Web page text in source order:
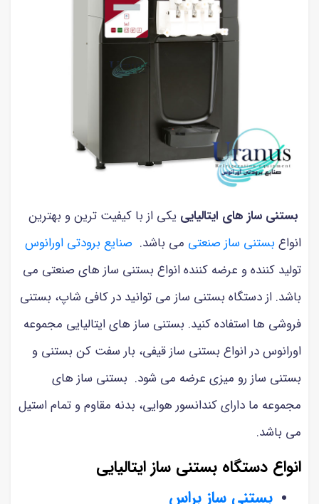
بستنی ساز های ایتالیایی یکی از با کیفیت ترین و بهترین
انواعبستنی ساز صنعتی می باشد. صنایع برودتی اورانوس
تولید کننده و عرضه کننده انواع بستنی ساز های صنعتی می
باشد. از دستگاه بستنی ساز می توانید در کافی شاپ، بستنی
فروشی ها استفاده کنید. بستنی ساز های ایتالیایی مجموعه
اورانوس در انواع بستنی ساز قیفی، بار سفت کن بستنی و
بستنی ساز رو میزی عرضه می شود. بستنی ساز های
مجموعه ما دارای کندانسور هوایی، بدنه مقاوم و تمام استیل
می باشد.
انواع دستگاه بستنی ساز ایتالیایی
بستنی ساز براس